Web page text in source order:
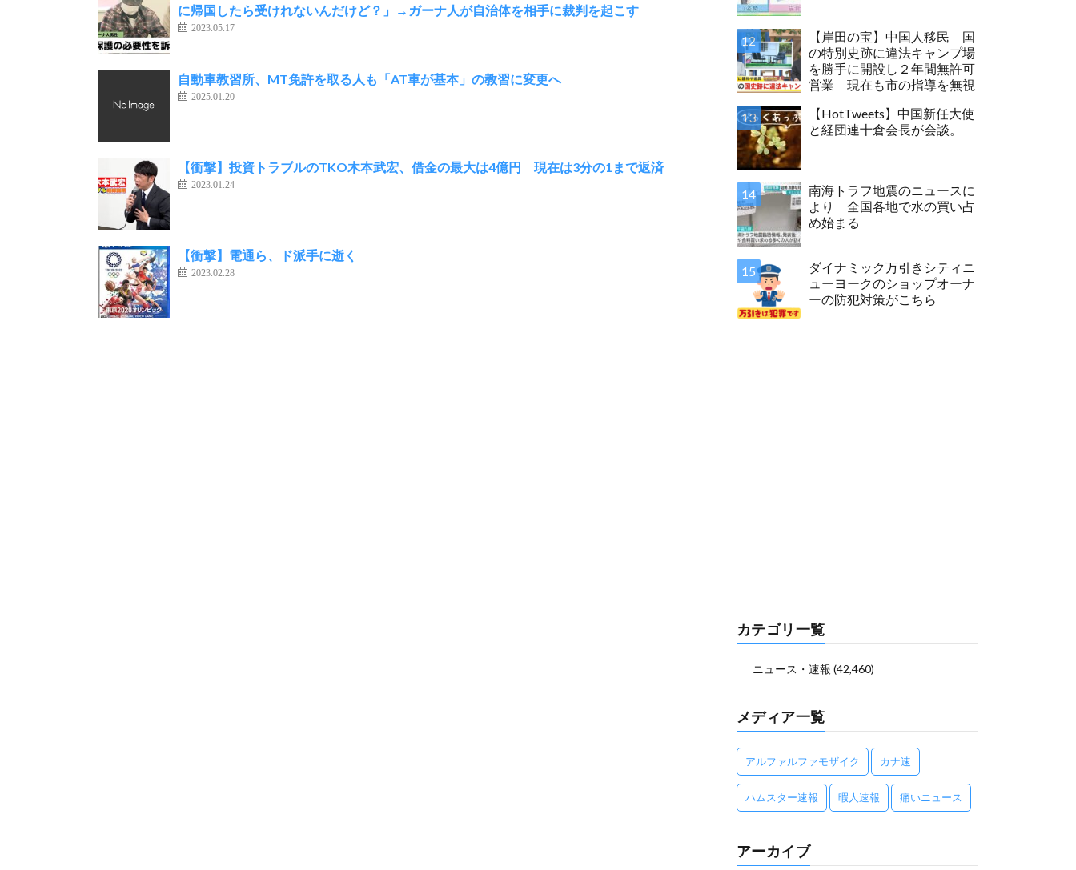
に帰国したら受けれないんだけど？」→ガーナ人が自治体を相手に裁判を起こす
2023.05.17
自動車教習所、MT免許を取る人も「AT車が基本」の教習に変更へ
2025.01.20
【衝撃】投資トラブルのTKO木本武宏、借金の最大は4億円 現在は3分の1まで返済
2023.01.24
【衝撃】電通ら、ド派手に逝く
2023.02.28
【岸田の宝】中国人移民 国
の特別史跡に違法キャンプ場
を勝手に開設し２年間無許可
営業 現在も市の指導を無視
【HotTweets】中国新任大使
と経団連十倉会長が会談。
南海トラフ地震のニュースに
より 全国各地で水の買い占
め始まる
ダイナミック万引きシティニ
ューヨークのショップオーナ
ーの防犯対策がこちら
カテゴリ一覧
ニュース・速報 (42,460)
メディア一覧
アルファルファモザイク カナ速
ハムスター速報 暇人速報 痛いニュース
アーカイブ